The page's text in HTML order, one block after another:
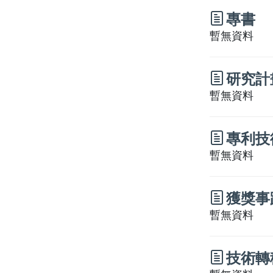
專書
暫無資料
研究計
暫無資料
專利技
暫無資料
獲獎事
暫無資料
技術轉